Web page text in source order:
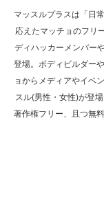
マッスルプラスは「日
応えたマッチョのフリ
ディハッカーメンバー
登場。ボディビルダー
ョからメディアやイベ
スル(男性・女性)が登
著作権フリー、且つ無